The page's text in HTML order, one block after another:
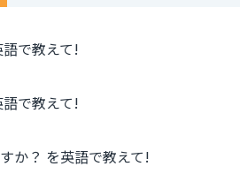
で教えて!
で教えて!
か？ を英語で教えて!